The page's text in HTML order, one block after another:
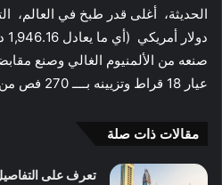
صنعه من الألمنيوم الغالي وصنع
عيار 18 قراط وتزيينه بــــ 270 فص من الألماس.
مقالات ذات صلة
تعرف على